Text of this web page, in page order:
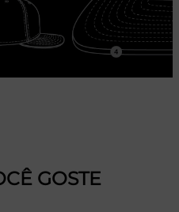
GOSTE